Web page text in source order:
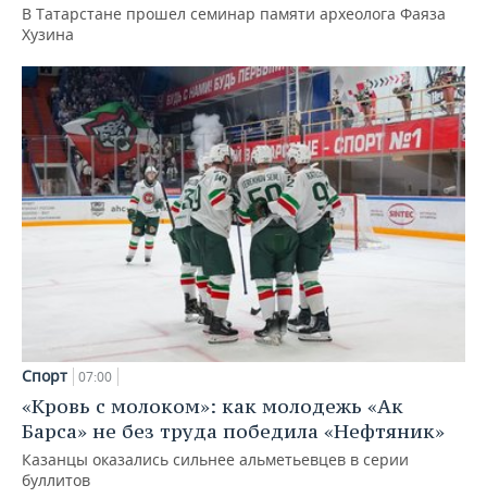
В Татарстане прошел семинар памяти археолога Фаяза
Хузина
Спорт 07:00
«Кровь с молоком»: как молодежь «Ак
Барса» не без труда победила «Нефтяник»
Казанцы оказались сильнее альметьевцев в серии
буллитов